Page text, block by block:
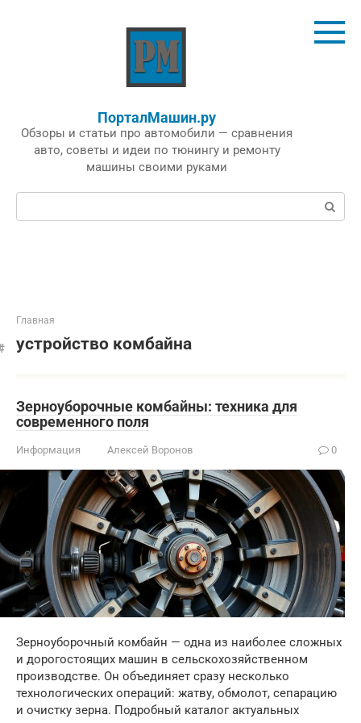
ПорталМашин.ру
Обзоры и статьи про автомобили — сравнения
авто, советы и идеи по тюнингу и ремонту
машины своими руками
Поиск:
Главная
устройство комбайна
Зерноуборочные комбайны: техника для
современного поля
Информация Алексей Воронов 0
Зерноуборочный комбайн — одна из наиболее сложных
и дорогостоящих машин в сельскохозяйственном
производстве. Он объединяет сразу несколько
технологических операций: жатву, обмолот, сепарацию
и очистку зерна. Подробный каталог актуальных